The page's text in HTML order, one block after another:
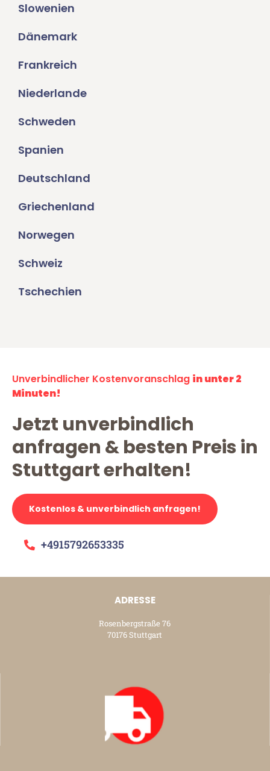
Slowenien
Dänemark
Frankreich
Niederlande
Schweden
Spanien
Deutschland
Griechenland
Norwegen
Schweiz
Tschechien
Unverbindlicher Kostenvoranschlag in unter 2
Minuten!
Jetzt unverbindlich
anfragen & besten Preis in
Stuttgart erhalten!
Kostenlos & unverbindlich anfragen!
+4915792653335
ADRESSE
Rosenbergstraße 76
70176 Stuttgart